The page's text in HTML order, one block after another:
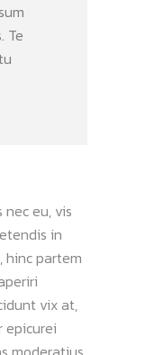
Te
eu, vis
in
hinc partem
vix at,
epicurei